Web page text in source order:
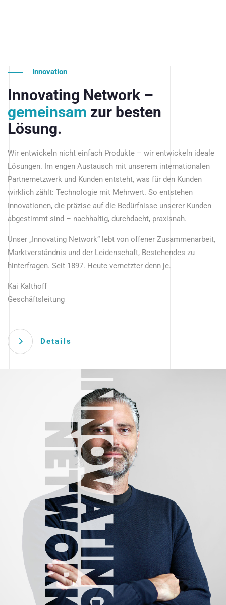
Innovation
Innovating Network –
gemeinsam zur besten
Lösung.
Wir entwickeln nicht einfach Produkte – wir entwickeln ideale
Lösungen. Im engen Austausch mit unserem internationalen
Partnernetzwerk und Kunden entsteht, was für den Kunden
wirklich zählt: Technologie mit Mehrwert. So entstehen
Innovationen, die präzise auf die Bedürfnisse unserer Kunden
abgestimmt sind – nachhaltig, durchdacht, praxisnah.
Unser „Innovating Network“ lebt von offener Zusammenarbeit,
Marktverständnis und der Leidenschaft, Bestehendes zu
hinterfragen. Seit 1897. Heute vernetzter denn je.
Kai Kalthoff
Geschäftsleitung
Details